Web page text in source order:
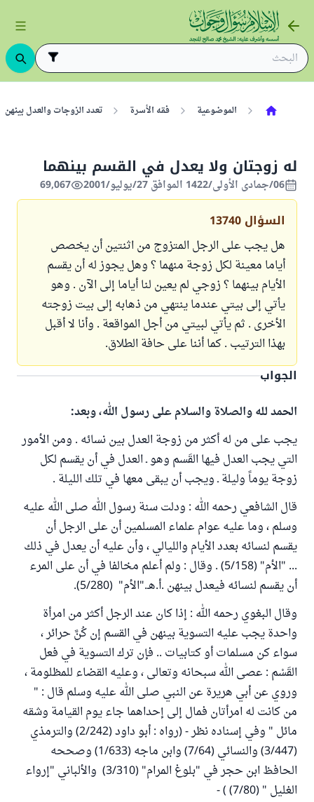
الموضوعية فقه الأسرة تعدد الزوجات والعدل بينهن
له زوجتان ولا يعدل في القسم بينهما
06/جمادى الأولى/1422 الموافق 27/يوليو/2001 69,067
السؤال 13740
هل يجب على الرجل المتزوج من اثنتين أن يخصص
أياما معينة لكل زوجة منهما ؟ وهل يجوز له أن يقسم
الأيام بينهما ؟ زوجي لم يعين لنا أياما إلى الآن . وهو
يأتي إلى بيتي عندما ينتهي من ذهابه إلى بيت زوجته
الأخرى . ثم يأتي لبيتي من أجل المواقعة . وأنا لا أقبل
بهذا الترتيب . كما أننا على حافة الطلاق.
الجواب
الحمد لله والصلاة والسلام على رسول الله، وبعد:
يجب على من له أكثر من زوجة العدل بين نسائه . ومن الأمور
التي يجب العدل فيها القَسم وهو ـ العدل في أن يقسم لكل
زوجة يوماً وليلة ـ ويجب أن يبقى معها في تلك الليلة .
قال الشافعي رحمه الله : ودلت سنة رسول الله صلى الله عليه
وسلم ، وما عليه عوام علماء المسلمين أن على الرجل أن
يقسم لنسائه بعدد الأيام والليالي ، وأن عليه أن يعدل في ذلك
... "الأم" (5/158) . وقال : ولم أعلم مخالفا في أن على المرء
أن يقسم لنسائه فيعدل بينهن .أ.هـ."الأم" (5/280).
وقال البغوي رحمه الله : إذا كان عند الرجل أكثر من امرأة
واحدة يجب عليه التسوية بينهن في القسم إن كُنَّ حرائر ،
سواء كن مسلمات أو كتابيات .. فإن ترك التسوية في فعل
القَسْم : عصى الله سبحانه وتعالى ، وعليه القضاء للمظلومة ،
وروي عن أبي هريرة عن النبي صلى الله عليه وسلم قال : "
من كانت له امرأتان فمال إلى إحداهما جاء يوم القيامة وشقه
مائل " وفي إسناده نظر - (رواه : أبو داود (2/242) والترمذي
(3/447) والنسائي (7/64) وابن ماجه (1/633) وصححه
الحافظ ابن حجر في "بلوغ المرام" (3/310) والألباني "إرواء
الغليل " (7/80) ) -